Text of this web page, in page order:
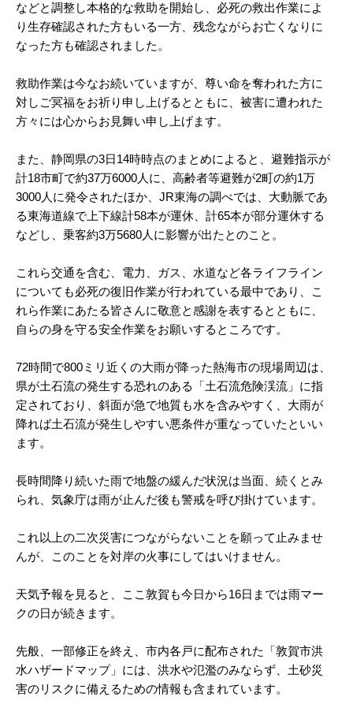
などと調整し本格的な救助を開始し、必死の救出作業によ
り生存確認された方もいる一方、残念ながらお亡くなりに
なった方も確認されました。
救助作業は今なお続いていますが、尊い命を奪われた方に
対しご冥福をお祈り申し上げるとともに、被害に遭われた
方々には心からお見舞い申し上げます。
また、静岡県の3日14時時点のまとめによると、避難指示が
計18市町で約37万6000人に、高齢者等避難が2町の約1万
3000人に発令されたほか、JR東海の調べでは、大動脈であ
る東海道線で上下線計58本が運休、計65本が部分運休する
などし、乗客約3万5680人に影響が出たとのこと。
これら交通を含む、電力、ガス、水道など各ライフライン
についても必死の復旧作業が行われている最中であり、こ
れら作業にあたる皆さんに敬意と感謝を表するとともに、
自らの身を守る安全作業をお願いするところです。
72時間で800ミリ近くの大雨が降った熱海市の現場周辺は、
県が土石流の発生する恐れのある「土石流危険渓流」に指
定されており、斜面が急で地質も水を含みやすく、大雨が
降れば土石流が発生しやすい悪条件が重なっていたといい
ます。
長時間降り続いた雨で地盤の緩んだ状況は当面、続くとみ
られ、気象庁は雨が止んだ後も警戒を呼び掛けています。
これ以上の二次災害につながらないことを願って止みませ
んが、このことを対岸の火事にしてはいけません。
天気予報を見ると、ここ敦賀も今日から16日までは雨マー
クの日が続きます。
先般、一部修正を終え、市内各戸に配布された「敦賀市洪
水ハザードマップ」には、洪水や氾濫のみならず、土砂災
害のリスクに備えるための情報も含まれています。